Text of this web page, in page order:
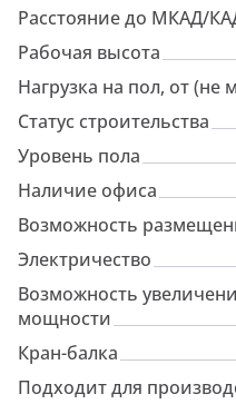
Расстояние до МКАД/
Рабочая высота
Нагрузка на пол, от (не
Статус строительства
Уровень пола
Наличие офиса
Возможность
Электричество
Возможность
мощности
Кран-балка
Подходит для